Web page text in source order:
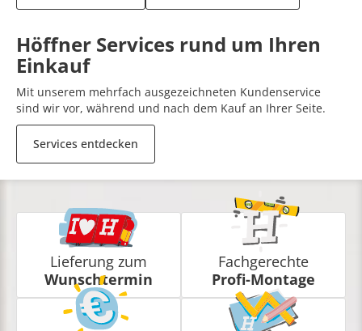
Höffner Services rund um Ihren
Einkauf
Mit unserem mehrfach ausgezeichneten Kundenservice
sind wir vor, während und nach dem Kauf an Ihrer Seite.
Services entdecken
Lieferung zum
Wunschtermin
Fachgerechte
Profi-Montage